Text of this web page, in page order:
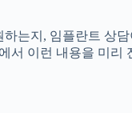
는지, 임플란트 상
서 이런 내용을 미리